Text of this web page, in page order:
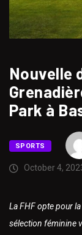
Nouvelle
Park à
SPORTS
October 4,
La FHF opte pour
sélection féminine